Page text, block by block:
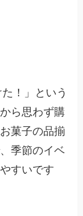
！」という
ら思わず購
菓子の品揃
季節のイベ
すいです